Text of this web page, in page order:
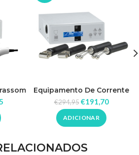
Equipamento De Corrente
Galvânica B-Equipament
€294,95 €191,70
ADICIONAR